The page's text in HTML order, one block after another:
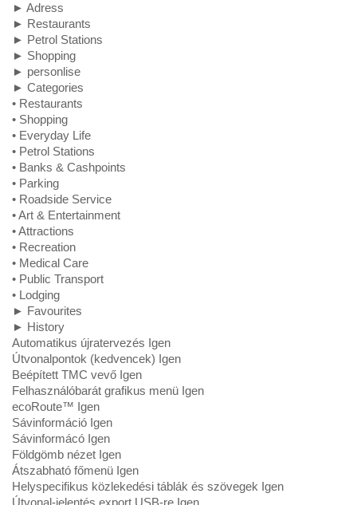
► Adress
► Restaurants
► Petrol Stations
► Shopping
► personlise
► Categories
• Restaurants
• Shopping
• Everyday Life
• Petrol Stations
• Banks & Cashpoints
• Parking
• Roadside Service
• Art & Entertainment
• Attractions
• Recreation
• Medical Care
• Public Transport
• Lodging
► Favourites
► History
Automatikus újratervezés Igen
Útvonalpontok (kedvencek) Igen
Beépített TMC vevő Igen
Felhasználóbarát grafikus menü Igen
ecoRoute™ Igen
Sávinformáció Igen
Sávinformácó Igen
Földgömb nézet Igen
Átszabható főmenü Igen
Helyspecifikus közlekedési táblák és szövegek Igen